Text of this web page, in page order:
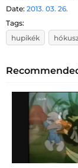
Date: 2013. 03. 26.
Tags:
hupikék